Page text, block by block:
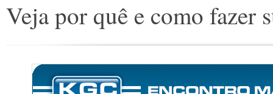
Veja por quê e como fazer